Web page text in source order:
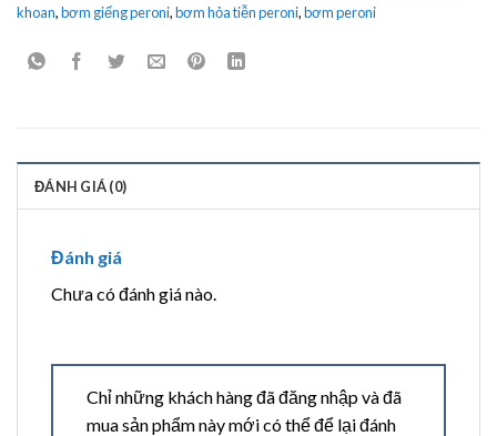
khoan,bơm giếng peroni,bơm hỏa tiễn peroni,bơm peroni
ĐÁNH GIÁ (0)
Đánh giá
Chưa có đánh giá nào.
Chỉ những khách hàng đã đăng nhập và đã
mua sản phẩm này mới có thể để lại đánh